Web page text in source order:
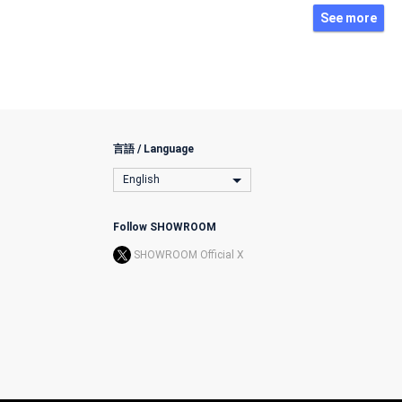
See more
言語 / Language
English
Follow SHOWROOM
SHOWROOM Official X